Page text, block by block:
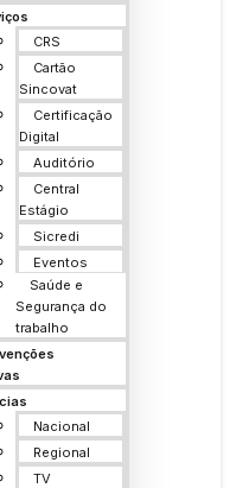
CRS
Cartão
Sincovat
Certificação
Digital
Auditório
Central
Estágio
Sicredi
Eventos
Saúde e
Segurança do
trabalho
Nacional
Regional
TV